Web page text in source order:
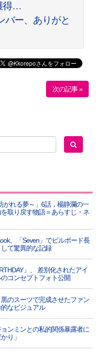
得…
バー、ありがと
次の記事 »
れる夢～」6話，楊静瀾の一
取り戻す物語＝あらすじ・ネ
、「Seven」でビルボード長
て驚異的な記録
」、 差別化されたアイ
コンセプトフォト公開
のスーツで完成させたファン
なビジュアル
ンミンとの私的関係暴露者に
り」